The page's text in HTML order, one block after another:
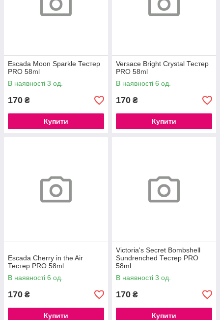
Escada Moon Sparkle Тестер
PRO 58ml
В наявності 3 од.
170 ₴
Купити
Versace Bright Crystal Тестер
PRO 58ml
В наявності 6 од.
170 ₴
Купити
Escada Cherry in the Air
Тестер PRO 58ml
В наявності 6 од.
170 ₴
Купити
Victoria's Secret Bombshell
Sundrenched Тестер PRO
58ml
В наявності 3 од.
170 ₴
Купити